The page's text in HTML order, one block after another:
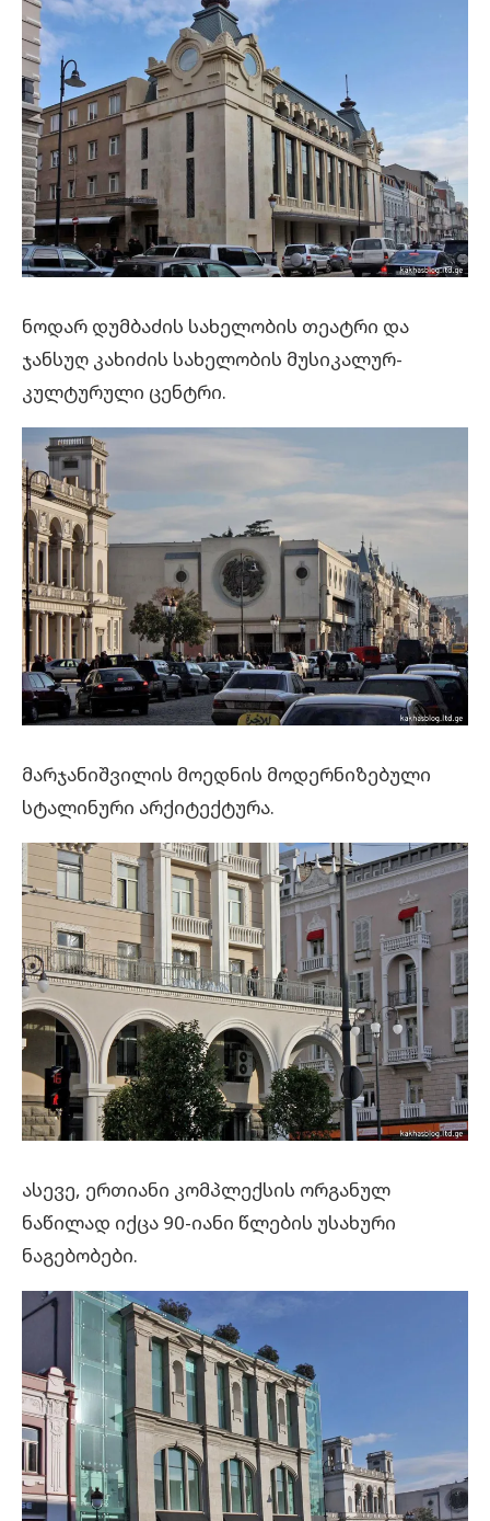
ნოდარ დუმბაძის სახელობის თეატრი და
ჯანსუღ კახიძის სახელობის მუსიკალურ-
კულტურული ცენტრი.
მარჯანიშვილის მოედნის მოდერნიზებული
სტალინური არქიტექტურა.
ასევე, ერთიანი კომპლექსის ორგანულ
ნაწილად იქცა 90-იანი წლების უსახური
ნაგებობები.